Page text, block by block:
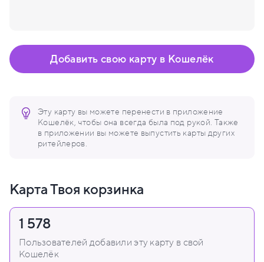
Эту карту вы можете перенести в приложение
Кошелёк, чтобы она всегда была под рукой. Также
в приложении вы можете выпустить карты других
ритейлеров.
Добавить свою карту в Кошелёк
Карта Твоя корзинка
1 578
Пользователей добавили эту карту в свой
Кошелёк